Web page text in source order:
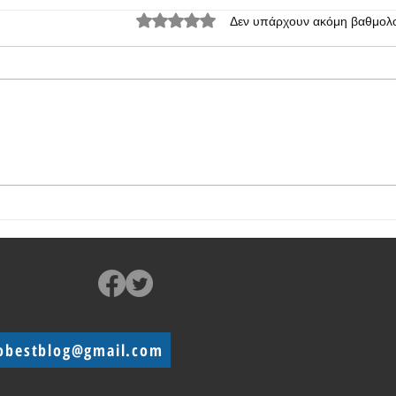
Βαθμολογήθηκε με 0 από 5 αστέρια.
Δεν υπάρχουν ακόμη